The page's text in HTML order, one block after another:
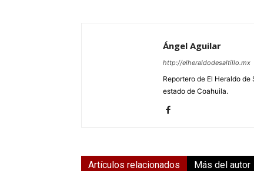
Ángel Aguilar
http://elheraldodesaltillo.mx
Reportero de El Heraldo
estado de Coahuila.
Artículos relacionados Más del autor